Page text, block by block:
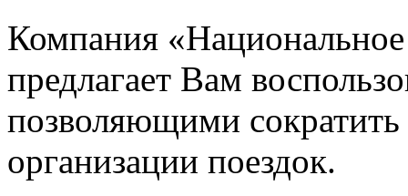
Компания
предлагает Вам
позволяющими
организации поездок.